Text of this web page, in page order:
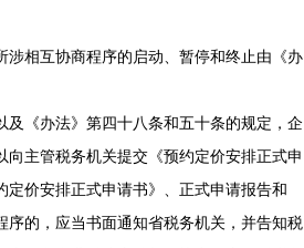
相互协商程序的启动、暂停和终止由《办
《办法》第四十八条和五十条的规定，企
主管税务机关提交《预约定价安排正式申
价安排正式申请书》、正式申请报告和
序的，应当书面通知省税务机关，并告知税